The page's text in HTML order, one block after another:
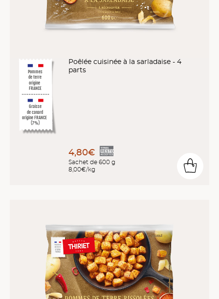
Pommes
de terre
origine
FRANCE
Graisse
de canard
origine FRANCE
(7%)
Poêlée cuisinée à la sarladaise - 4
parts
4,80€
Sachet de 600 g
8,00€/kg